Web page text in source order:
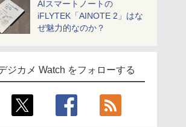
AIスマートノートの
iFLYTEK「AINOTE 2」はな
ぜ魅力的なのか？
ジカメ Watch をフォローする